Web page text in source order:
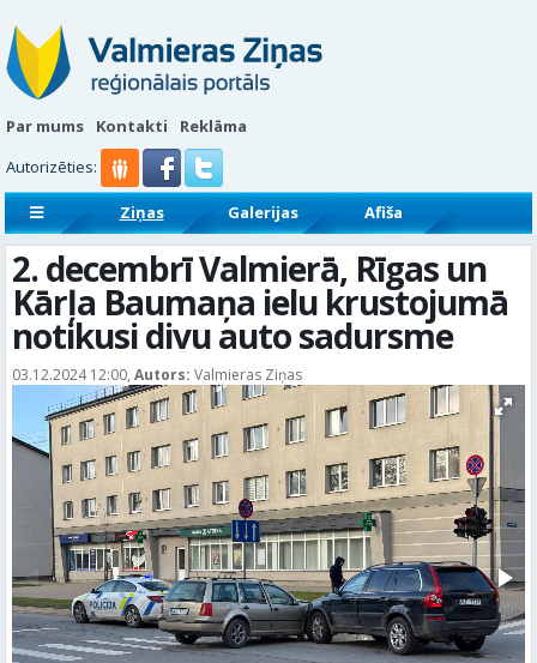
Par mums Kontakti
Reklāma
Autorizēties:
Ziņas Galerijas
Afiša
Sludinājumi
Reklāmraksti
2. decembrī Valmierā, Rīgas un
Kārļa Baumaņa ielu krustojumā
notikusi divu auto sadursme
03.12.2024 12:00, Autors: Valmieras Ziņas